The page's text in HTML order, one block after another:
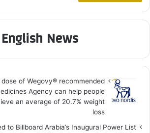
English News
of Wegovy®️ recommended
Agency can help people
an average of 20.7% weight
loss
to Billboard Arabia’s Inaugural Power List